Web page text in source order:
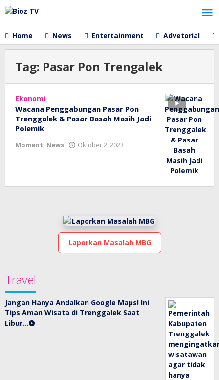
Lewati
ke
Home
News Entertainment Advetorial
Tag: Pasar Pon Trengalek
Ekonomi
Wacana Penggabungan Pasar Pon
Trenggalek & Pasar Basah Masih Jadi
Polemik
Moment, News Oktober 2, 2023
Laporkan Masalah MBG
Travel
Jangan Hanya Andalkan Google Maps! Ini
Tips Aman Wisata di Trenggalek Saat
Libur…